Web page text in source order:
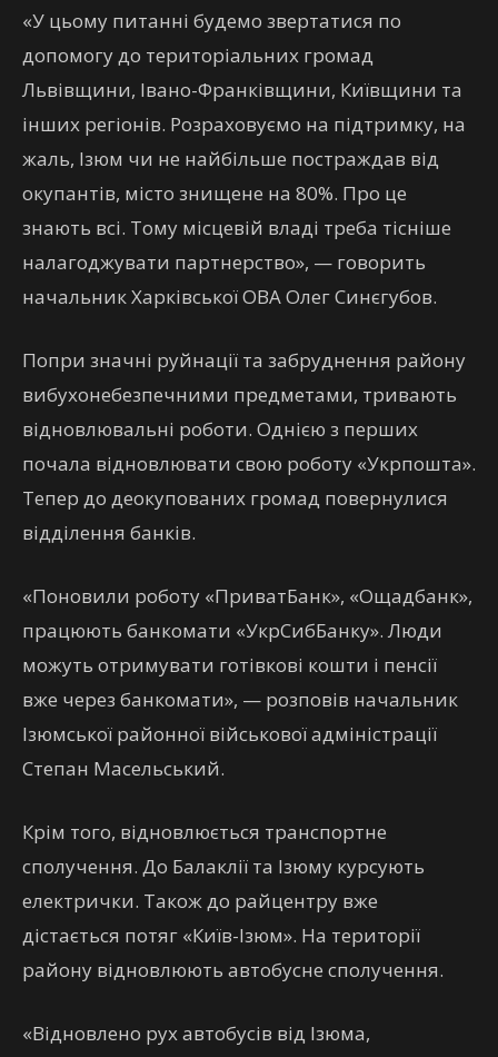
«У цьому питанні будемо звертатися по
допомогу до територіальних громад
Львівщини, Івано-Франківщини, Київщини та
інших регіонів. Розраховуємо на підтримку, на
жаль, Ізюм чи не найбільше постраждав від
окупантів, місто знищене на 80%. Про це
знають всі. Тому місцевій владі треба тісніше
налагоджувати партнерство», — говорить
начальник Харківської ОВА Олег Синєгубов.
Попри значні руйнації та забруднення району
вибухонебезпечними предметами, тривають
відновлювальні роботи. Однією з перших
почала відновлювати свою роботу «Укрпошта».
Тепер до деокупованих громад повернулися
відділення банків.
«Поновили роботу «ПриватБанк», «Ощадбанк»,
працюють банкомати «УкрСибБанку». Люди
можуть отримувати готівкові кошти і пенсії
вже через банкомати», — розповів начальник
Ізюмської районної військової адміністрації
Степан Масельський.
Крім того, відновлюється транспортне
сполучення. До Балаклії та Ізюму курсують
електрички. Також до райцентру вже
дістається потяг «Київ-Ізюм». На території
району відновлюють автобусне сполучення.
«Відновлено рух автобусів від Ізюма,